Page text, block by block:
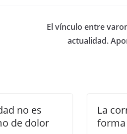
El vínculo entre
actualidad.
no es
de dolor
La
forma